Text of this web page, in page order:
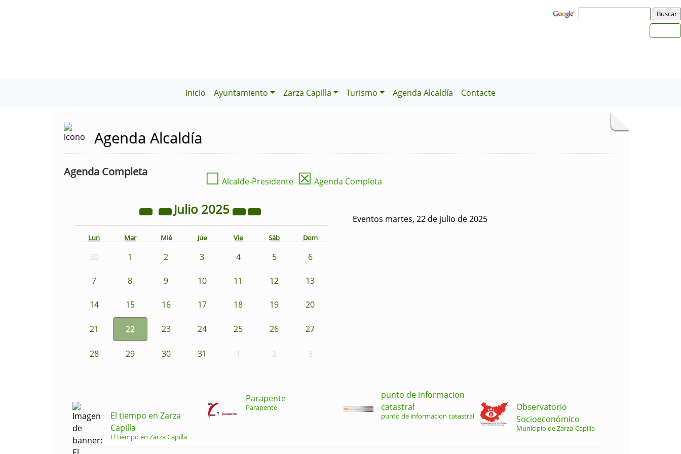
Inicio Ayuntamiento Zarza Capilla Turismo Agenda Alcaldía Contacte
Agenda Alcaldía
Agenda Completa ☐ Alcalde-Presidente ☒ Agenda Completa
Julio 2025
Lun Mar Mié Jue Vie Sáb Dom
30 1 2 3 4 5 6
7 8 9 10 11 12 13
14 15 16 17 18 19 20
21 22 23 24 25 26 27
28 29 30 31 1 2 3
Eventos martes, 22 de julio de 2025
El tiempo en Zarza
Capilla
El tiempo en Zarza Capilla
Parapente
Parapente
punto de informacion
catastral
punto de informacion catastral
Observatorio
Socioeconómico
Municipio de Zarza-Capilla